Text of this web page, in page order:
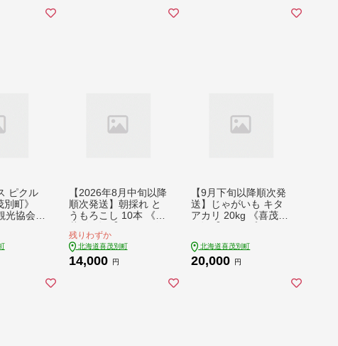
ピクル
町》
光協会】
常備菜
温 常温
【2026年8月中旬以降
順次発送】朝採れ と
うもろこし 10本 《喜
ープラザ直売会協同組
合】とうもろこし ト
ウモロコシ コーン 先
残りわずか
北海道喜茂別町
14,000 円
【9月下旬以降順次発
送】じゃがいも キタ
アカリ 20kg 《喜茂別
ジャガイモ イモ 芋 き
たあかり 野菜 北海道
北海道喜茂別町
20,000 円